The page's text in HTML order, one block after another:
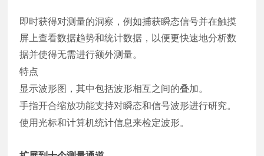
即时获得对测量的洞察，例如捕获瞬态信号并在触摸
屏上查看数据趋势和统计数据，以便更快速地分析数
据并使得无需进行额外测量。
特点
显示波形图，其中包括波形相互之间的叠加。
手指开合缩放功能支持对瞬态和信号波形进行研究。
使用光标和计算机统计信息来检定波形。